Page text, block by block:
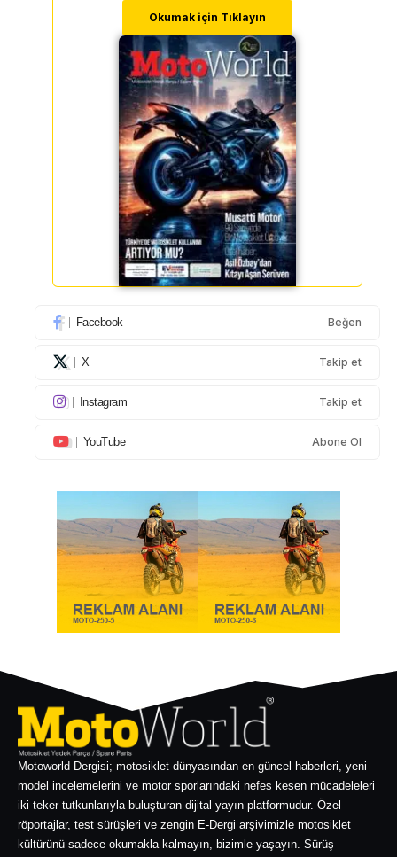
Okumak için Tıklayın
Facebook Beğen
X Takip et
Instagram Takip et
YouTube Abone Ol
Motoworld Dergisi; motosiklet dünyasından en güncel haberleri, yeni
model incelemelerini ve motor sporlarındaki nefes kesen mücadeleleri
iki teker tutkunlarıyla buluşturan dijital yayın platformudur. Özel
röportajlar, test sürüşleri ve zengin E-Dergi arşivimizle motosiklet
kültürünü sadece okumakla kalmayın, bizimle yaşayın. Sürüş